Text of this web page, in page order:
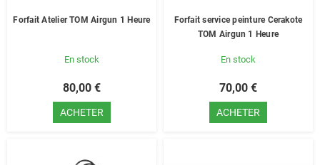
Forfait Atelier TOM Airgun 1 Heure
En stock
80,00 €
ACHETER
Forfait service peinture Cerakote
TOM Airgun 1 Heure
En stock
70,00 €
ACHETER